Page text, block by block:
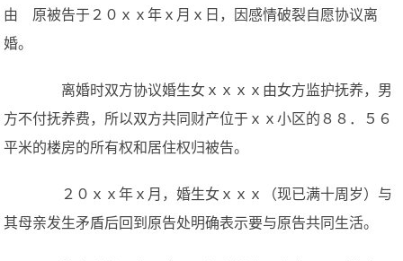
由 原被告于２０ｘｘ年ｘ月ｘ日，因感情破裂自愿协议离
婚。
离婚时双方协议婚生女ｘｘｘｘ由女方监护抚养，男
方不付抚养费，所以双方共同财产位于ｘｘ小区的８８．５６
平米的楼房的所有权和居住权归被告。
２０ｘｘ年ｘ月，婚生女ｘｘｘ（现已满十周岁）与
其母亲发生矛盾后回到原告处明确表示要与原告共同生活。